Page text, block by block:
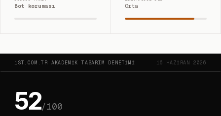
Bot koruması Orta
1ST.COM.TR AKADEMIK TASARIM DENETIMI 16 HAZIRAN 2026
52/100